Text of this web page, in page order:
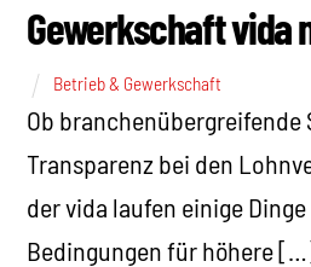
Gewerkschaft vida
Betrieb & Gewerkschaft
Ob
Transparenz bei den
der vida laufen einige
Bedingungen für höhere